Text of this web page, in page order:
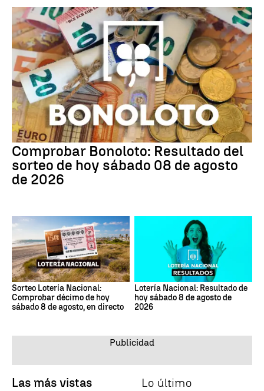
Comprobar Bonoloto: Resultado del
sorteo de hoy sábado 08 de agosto
de 2026
Sorteo Lotería Nacional:
Comprobar décimo de hoy
sábado 8 de agosto, en directo
Lotería Nacional: Resultado de
hoy sábado 8 de agosto de
2026
Las más vistas Lo último